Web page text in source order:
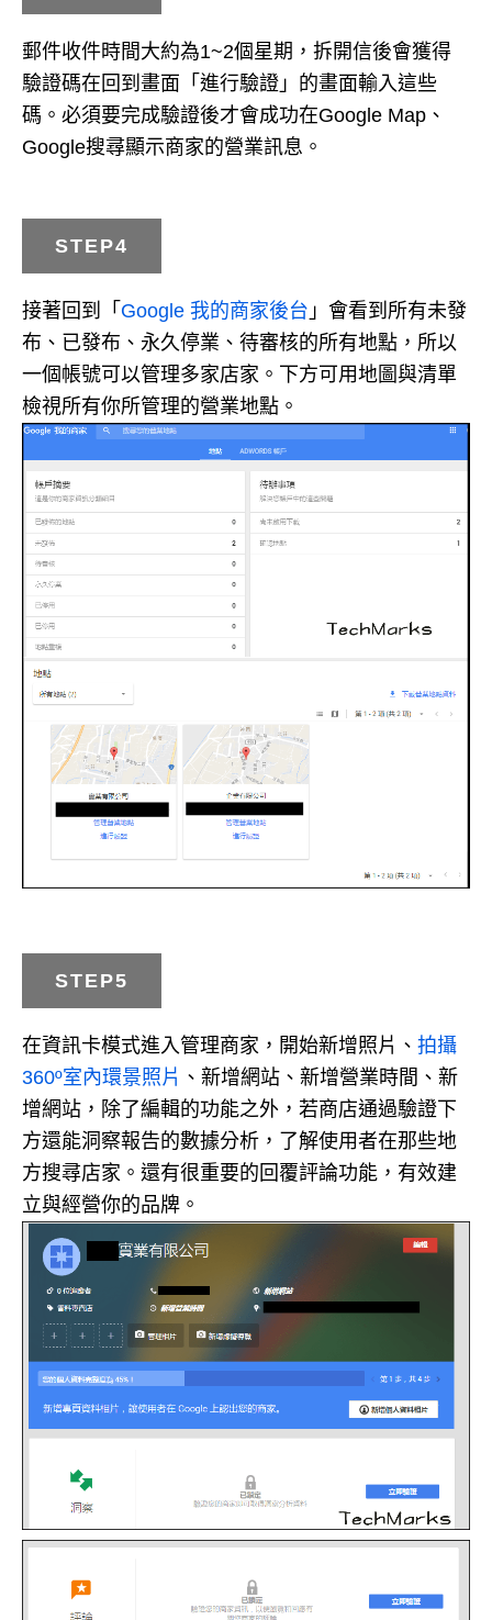
郵件收件時間大約為1~2個星期，拆開信後會獲得
驗證碼在回到畫面「進行驗證」的畫面輸入這些
碼。必須要完成驗證後才會成功在Google Map、
Google搜尋顯示商家的營業訊息。
STEP4
接著回到「 Google 我的商家後台 」會看到所有未發
布、已發布、永久停業、待審核的所有地點，所以
一個帳號可以管理多家店家。下方可用地圖與清單
檢視所有你所管理的營業地點。
STEP5
在資訊卡模式進入管理商家，開始新增照片、 拍攝
360º室內環景照片 、新增網站、新增營業時間、新
增網站，除了編輯的功能之外，若商店通過驗證下
方還能洞察報告的數據分析，了解使用者在那些地
方搜尋店家。還有很重要的回覆評論功能，有效建
立與經營你的品牌。